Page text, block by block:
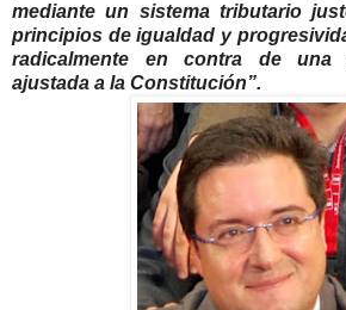
mediante un sistema tributario
principios de igualdad y
radicalmente en contra de una
ajustada a la Constitución”.